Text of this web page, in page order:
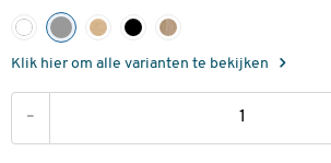
Klik hier om alle varianten te bekijken
-